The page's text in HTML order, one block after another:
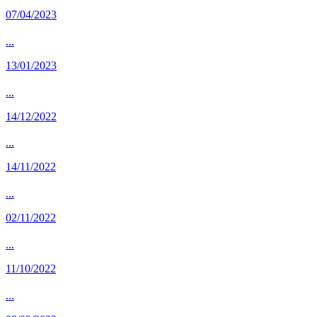
07/04/2023
...
13/01/2023
...
14/12/2022
...
14/11/2022
...
02/11/2022
...
11/10/2022
...